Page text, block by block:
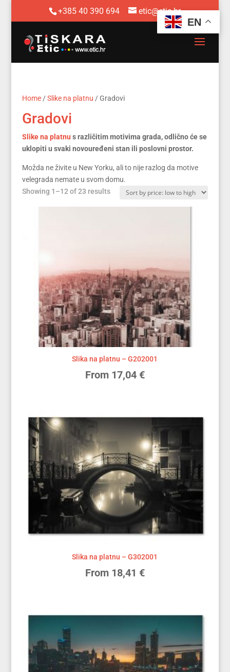
+385 40 390 694 etic@etic.hr
Home/Slike na platnu / Gradovi
Gradovi
Slike na platnu s različitim motivima grada, odlično će se
uklopiti u svaki novouređeni stan ili poslovni prostor.
Možda ne živite u New Yorku, ali to nije razlog da motive
velegrada nemate u svom domu.
Showing 1–12 of 23 resultsSorted
Slika na platnu – G202001
From 17,04 €
Slika na platnu – G302001
From 18,41 €
EN